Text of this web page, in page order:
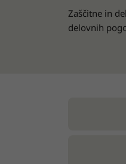
Zaščitne in
delovnih